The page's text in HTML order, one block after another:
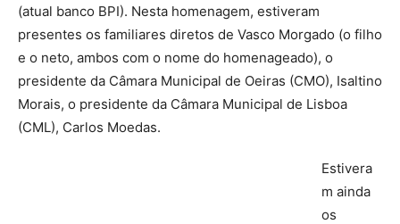
(atual banco BPI). Nesta homenagem, estiveram
presentes os familiares diretos de Vasco Morgado (o filho
e o neto, ambos com o nome do homenageado), o
presidente da Câmara Municipal de Oeiras (CMO), Isaltino
Morais, o presidente da Câmara Municipal de Lisboa
(CML), Carlos Moedas.
Estivera
m ainda
os